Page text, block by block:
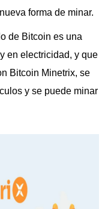
forma de minar.
de Bitcoin es una
en electricidad, y que
Bitcoin Minetrix, se
y se puede minar